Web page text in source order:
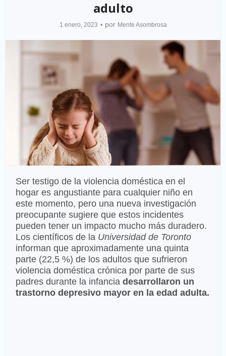
adulto
1 enero, 2023 por Mente Asombrosa
Ser testigo de la violencia doméstica en el
hogar es angustiante para cualquier niño en
este momento, pero una nueva investigación
preocupante sugiere que estos incidentes
pueden tener un impacto mucho más duradero.
Los científicos de la Universidad de Toronto
informan que aproximadamente una quinta
parte (22,5 %) de los adultos que sufrieron
violencia doméstica crónica por parte de sus
padres durante la infanciadesarrollaron un
trastorno depresivo mayor en la edad adulta.